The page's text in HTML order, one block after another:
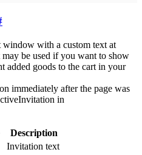
window with a custom text at
be used if you want to show
added goods to the cart in your
immediately after the page was
in
Description
Invitation text